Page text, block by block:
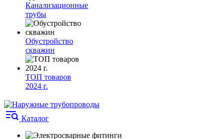
Канализационные
трубы
Обустройство
скважин
ТОП товаров
2024 г.
Каталог